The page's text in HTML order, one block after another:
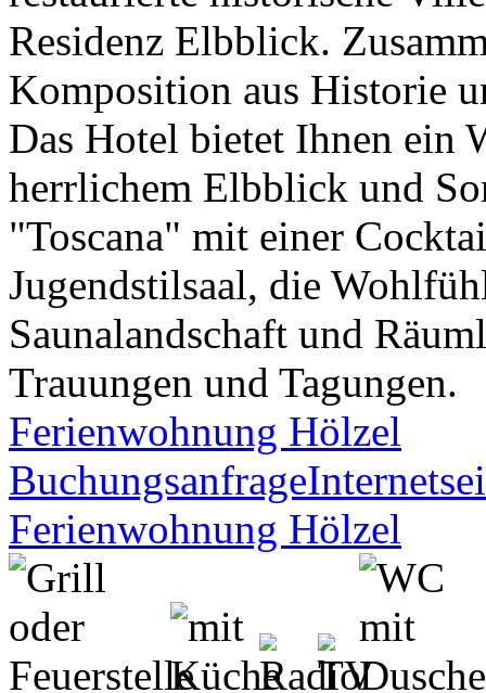
Residenz Elbblick.
Komposition aus Historie
Das Hotel bietet Ihnen ein
herrlichem Elbblick und
"Toscana" mit einer
Jugendstilsaal, die
Saunalandschaft und
Trauungen und Tagungen.
Ferienwohnung Hölzel
Buchungsanfrage
Ferienwohnung Hölzel